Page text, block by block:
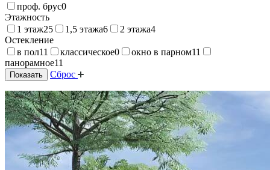
проф. брус0
Этажность
1 этаж25 1,5 этажа6 2 этажа4
Остекление
в пол11 классическое0 окно в парном11
панорамное11
Показать Сброс